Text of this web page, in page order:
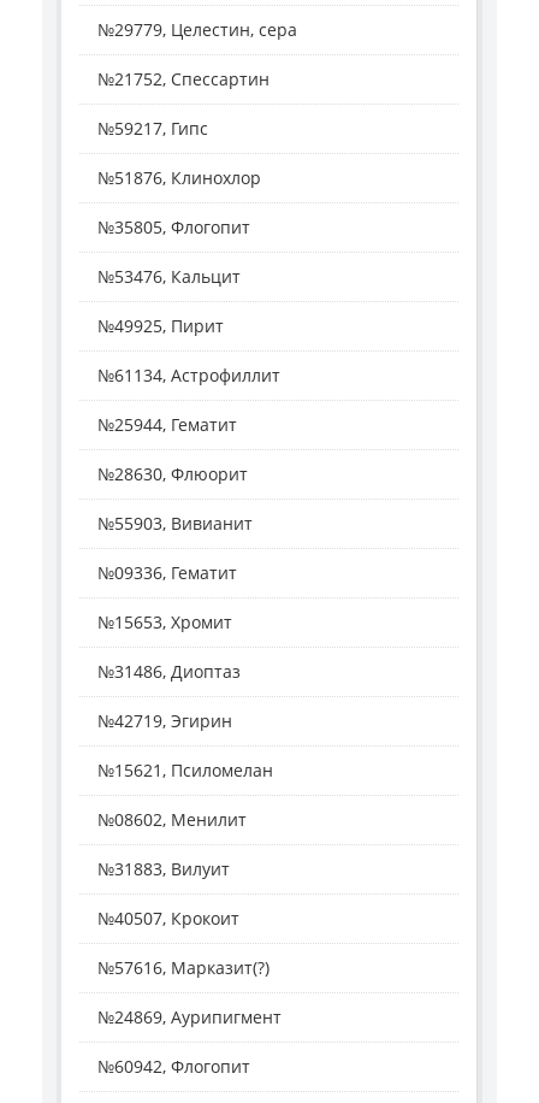
№29779, Целестин, сера
№21752, Спессартин
№59217, Гипс
№51876, Клинохлор
№35805, Флогопит
№53476, Кальцит
№49925, Пирит
№61134, Астрофиллит
№25944, Гематит
№28630, Флюорит
№55903, Вивианит
№09336, Гематит
№15653, Хромит
№31486, Диоптаз
№42719, Эгирин
№15621, Псиломелан
№08602, Менилит
№31883, Вилуит
№40507, Крокоит
№57616, Марказит(?)
№24869, Аурипигмент
№60942, Флогопит